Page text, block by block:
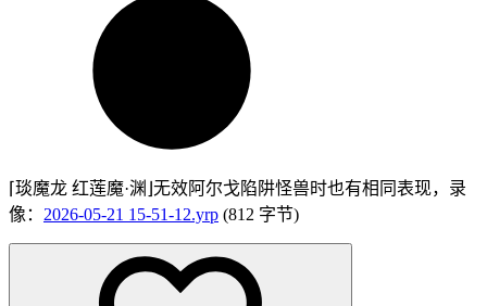
⌈琰魔龙 红莲魔·渊⌋无效阿尔戈陷阱怪兽时也有相同表现，录
像： 2026-05-21 15-51-12.yrp (812 字节)